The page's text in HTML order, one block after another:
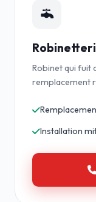
Robinet qui fuit
remplacement
Installation